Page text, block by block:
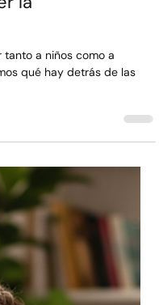
la
a niños como a
qué hay detrás de las